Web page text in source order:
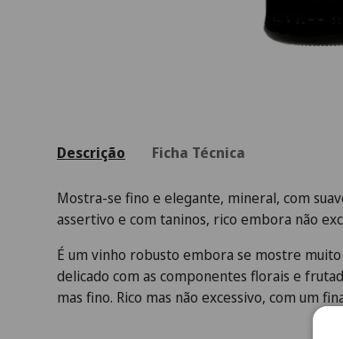
Descrição Ficha Técnica
Mostra-se fino e elegante, mineral, com
assertivo e com taninos, rico embora não
É um vinho robusto embora se mostre
delicado com as componentes florais e
mas fino. Rico mas não excessivo, com um